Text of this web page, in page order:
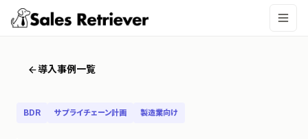
導入事例一覧
BDR サプライチェーン計画 製造業向け